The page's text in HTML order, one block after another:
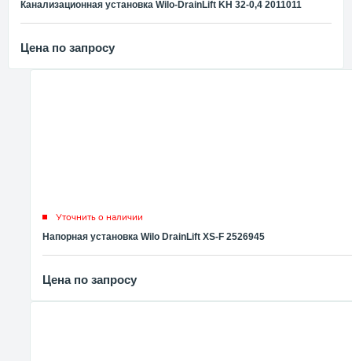
Канализационная установка Wilo-DrainLift KH 32-0,4 2011011
Цена по запросу
Уточнить о наличии
Напорная установка Wilo DrainLift XS-F 2526945
Цена по запросу